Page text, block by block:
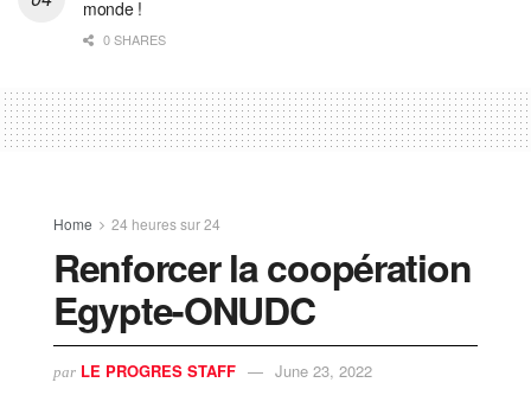
monde !
0 SHARES
Home 24 heures sur 24
Renforcer la coopération
Egypte-ONUDC
par LE PROGRES STAFF June 23, 2022